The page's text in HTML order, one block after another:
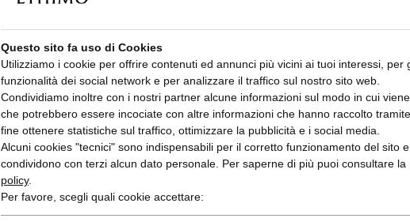
Questo sito fa uso di Cookies
Utilizziamo i cookie per offrire contenuti ed annunci più vicini ai tuoi interessi, per
funzionalità dei social network e per analizzare il traffico sul nostro sito web.
Condividiamo inoltre con i nostri partner alcune informazioni sul modo in cui
che potrebbero essere incociate con altre informazioni che hanno raccolto
fine ottenere statistiche sul traffico, ottimizzare la pubblicità e i social media.
Alcuni cookies "tecnici" sono indispensabili per il corretto funzionamento del sito
condividono con terzi alcun dato personale. Per saperne di più puoi consultare la
policy.
Per favore, scegli quali cookie accettare: